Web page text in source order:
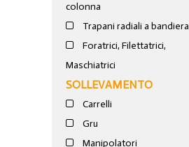
colonna
Trapani radiali a bandiera
Foratrici, Filettatrici,
Maschiatrici
SOLLEVAMENTO
Carrelli
Gru
Manipolatori